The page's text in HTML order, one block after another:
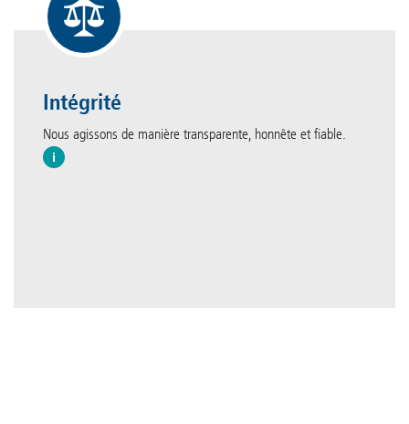
Intégrité
Nous agissons de manière transparente, honnête et fiable.